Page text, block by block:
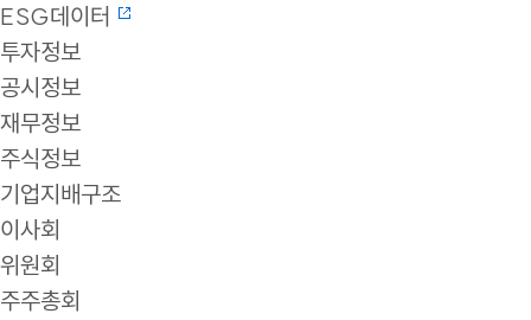
ESG데이터
투자정보
공시정보
재무정보
주식정보
기업지배구조
이사회
위원회
주주총회